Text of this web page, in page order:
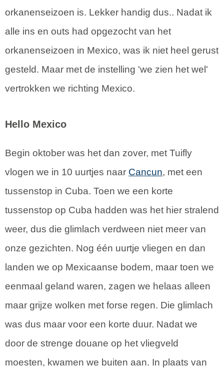
orkanenseizoen is. Lekker handig dus.. Nadat ik
alle ins en outs had opgezocht van het
orkanenseizoen in Mexico, was ik niet heel gerust
gesteld. Maar met de instelling 'we zien het wel'
vertrokken we richting Mexico.
Hello Mexico
Begin oktober was het dan zover, met Tuifly
vlogen we in 10 uurtjes naar Cancun, met een
tussenstop in Cuba. Toen we een korte
tussenstop op Cuba hadden was het hier stralend
weer, dus die glimlach verdween niet meer van
onze gezichten. Nog één uurtje vliegen en dan
landen we op Mexicaanse bodem, maar toen we
eenmaal geland waren, zagen we helaas alleen
maar grijze wolken met forse regen. Die glimlach
was dus maar voor een korte duur. Nadat we
door de strenge douane op het vliegveld
moesten, kwamen we buiten aan. In plaats van